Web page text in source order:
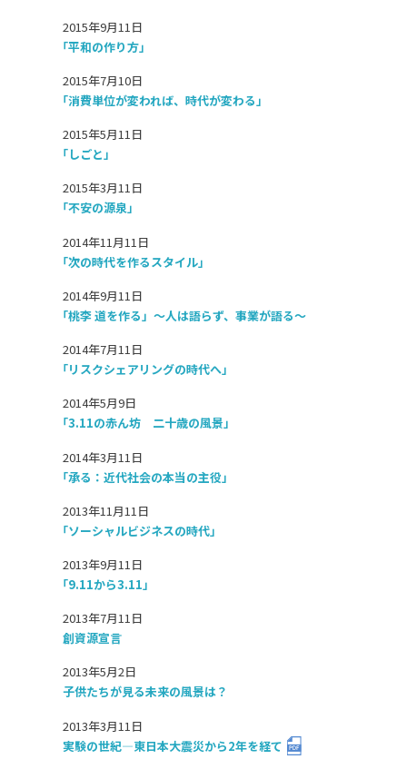
2015年9月11日
「平和の作り方」
2015年7月10日
「消費単位が変われば、時代が変わる」
2015年5月11日
「しごと」
2015年3月11日
「不安の源泉」
2014年11月11日
「次の時代を作るスタイル」
2014年9月11日
「桃李 道を作る」～人は語らず、事業が語る～
2014年7月11日
「リスクシェアリングの時代へ」
2014年5月9日
「3.11の赤ん坊 二十歳の風景」
2014年3月11日
「承る：近代社会の本当の主役」
2013年11月11日
「ソーシャルビジネスの時代」
2013年9月11日
「9.11から3.11」
2013年7月11日
創資源宣言
2013年5月2日
子供たちが見る未来の風景は？
2013年3月11日
実験の世紀―東日本大震災から2年を経て